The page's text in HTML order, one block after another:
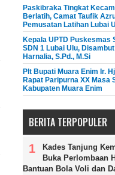
Paskibraka Tingkat
Berlatih, Camat Taufik
Pemusatan Latihan Lubai
Kepala UPTD Puskesmas
SDN 1 Lubai Ulu,
Harnalia, S.Pd., M.Si
Plt Bupati Muara Enim Ir.
Rapat Paripurna XX Masa
Kabupaten Muara Enim
BERITA TERPOPULER
Kades Tanjung
Buka Perlombaan
Bantuan Bola Voli dan